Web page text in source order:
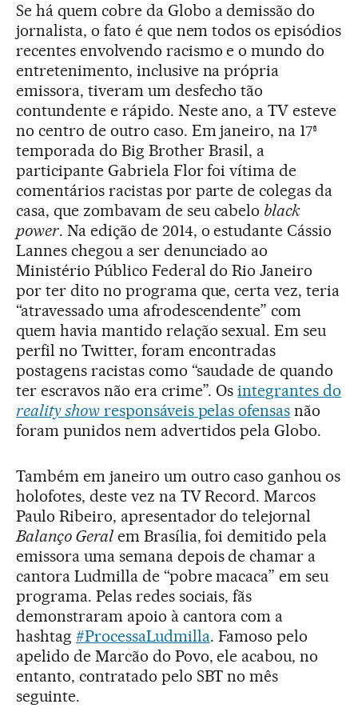
Se há quem cobre da Globo a demissão do
jornalista, o fato é que nem todos os episódios
recentes envolvendo racismo e o mundo do
entretenimento, inclusive na própria
emissora, tiveram um desfecho tão
contundente e rápido. Neste ano, a TV esteve
no centro de outro caso. Em janeiro, na 17ª
temporada do Big Brother Brasil, a
participante Gabriela Flor foi vítima de
comentários racistas por parte de colegas da
casa, que zombavam de seu cabelo black
power. Na edição de 2014, o estudante Cássio
Lannes chegou a ser denunciado ao
Ministério Público Federal do Rio Janeiro
por ter dito no programa que, certa vez, teria
“atravessado uma afrodescendente” com
quem havia mantido relação sexual. Em seu
perfil no Twitter, foram encontradas
postagens racistas como “saudade de quando
ter escravos não era crime”. Osintegrantes do
reality showresponsáveis pelas ofensas não
foram punidos nem advertidos pela Globo.
Também em janeiro um outro caso ganhou os
holofotes, deste vez na TV Record. Marcos
Paulo Ribeiro, apresentador do telejornal
Balanço Geralem Brasília, foi demitido pela
emissora uma semana depois de chamar a
cantora Ludmilla de “pobre macaca” em seu
programa. Pelas redes sociais, fãs
demonstraram apoio à cantora com a
hashtag #ProcessaLudmilla. Famoso pelo
apelido de Marcão do Povo, ele acabou, no
entanto, contratado pelo SBT no mês
seguinte.